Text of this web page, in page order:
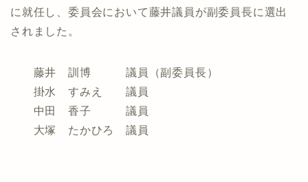
に就任し、委員会において藤井議員が副委員長に選出
されました。
藤井 訓博 議員（副委員長）
掛水 すみえ 議員
中田 香子 議員
大塚 たかひろ 議員